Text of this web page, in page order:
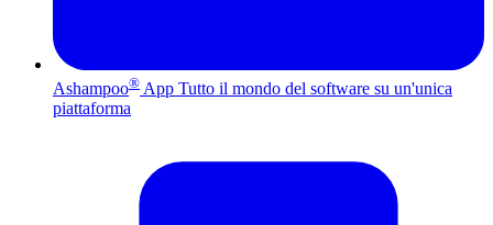
Ashampoo® App Tutto il mondo del software su un'unica
piattaforma